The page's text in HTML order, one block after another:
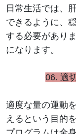
日常生活では、
できるように、
する必要があり
になります。
06. 適
適度な量の運動
えるという目的